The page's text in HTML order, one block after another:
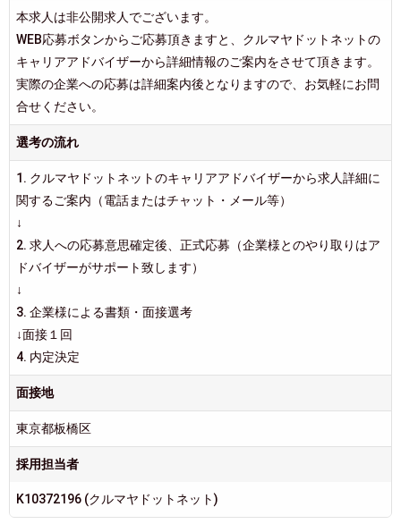
本求人は非公開求人でございます。
WEB応募ボタンからご応募頂きますと、クルマヤドットネットの
キャリアアドバイザーから詳細情報のご案内をさせて頂きます。
実際の企業への応募は詳細案内後となりますので、お気軽にお問
合せください。
選考の流れ
1. クルマヤドットネットのキャリアアドバイザーから求人詳細に
関するご案内（電話またはチャット・メール等）
↓
2. 求人への応募意思確定後、正式応募（企業様とのやり取りはア
ドバイザーがサポート致します）
↓
3. 企業様による書類・面接選考
↓面接１回
4. 内定決定
面接地
東京都板橋区
採用担当者
K10372196 (クルマヤドットネット)